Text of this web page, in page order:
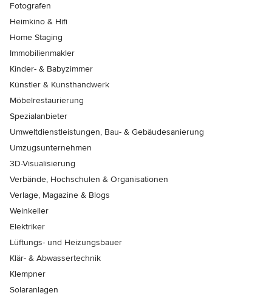
Fotografen
Heimkino & Hifi
Home Staging
Immobilienmakler
Kinder- & Babyzimmer
Künstler & Kunsthandwerk
Möbelrestaurierung
Spezialanbieter
Umweltdienstleistungen, Bau- & Gebäudesanierung
Umzugsunternehmen
3D-Visualisierung
Verbände, Hochschulen & Organisationen
Verlage, Magazine & Blogs
Weinkeller
Elektriker
Lüftungs- und Heizungsbauer
Klär- & Abwassertechnik
Klempner
Solaranlagen